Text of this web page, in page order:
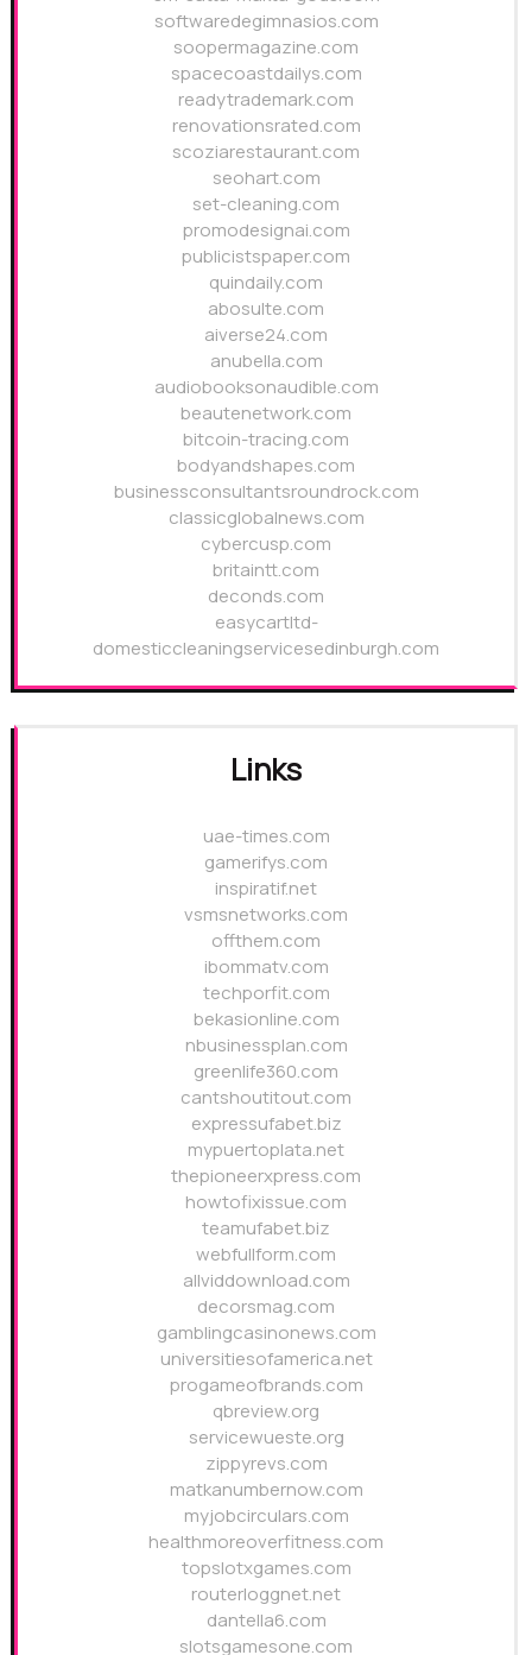
softwaredegimnasios.com
soopermagazine.com
spacecoastdailys.com
readytrademark.com
renovationsrated.com
scoziarestaurant.com
seohart.com
set-cleaning.com
promodesignai.com
publicistspaper.com
quindaily.com
abosulte.com
aiverse24.com
anubella.com
audiobooksonaudible.com
beautenetwork.com
bitcoin-tracing.com
bodyandshapes.com
businessconsultantsroundrock.com
classicglobalnews.com
cybercusp.com
britaintt.com
deconds.com
easycartltd-
domesticcleaningservicesedinburgh.com
Links
uae-times.com
gamerifys.com
inspiratif.net
vsmsnetworks.com
offthem.com
ibommatv.com
techporfit.com
bekasionline.com
nbusinessplan.com
greenlife360.com
cantshoutitout.com
expressufabet.biz
mypuertoplata.net
thepioneerxpress.com
howtofixissue.com
teamufabet.biz
webfullform.com
allviddownload.com
decorsmag.com
gamblingcasinonews.com
universitiesofamerica.net
progameofbrands.com
qbreview.org
servicewueste.org
zippyrevs.com
matkanumbernow.com
myjobcirculars.com
healthmoreoverfitness.com
topslotxgames.com
routerloggnet.net
dantella6.com
slotsgamesone.com